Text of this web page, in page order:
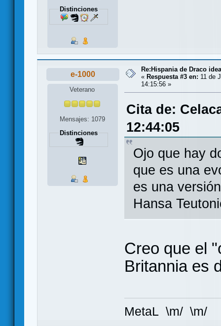
Distinciones
e-1000
Veterano
Mensajes: 1079
Distinciones
Re:Hispania de Draco
« Respuesta #3 en: 11 de
14:15:56 »
Cita de:
12:44:05
Ojo que hay
que es una
es una
Hansa
Creo que el
Britannia es
MetaL \m/ \m/